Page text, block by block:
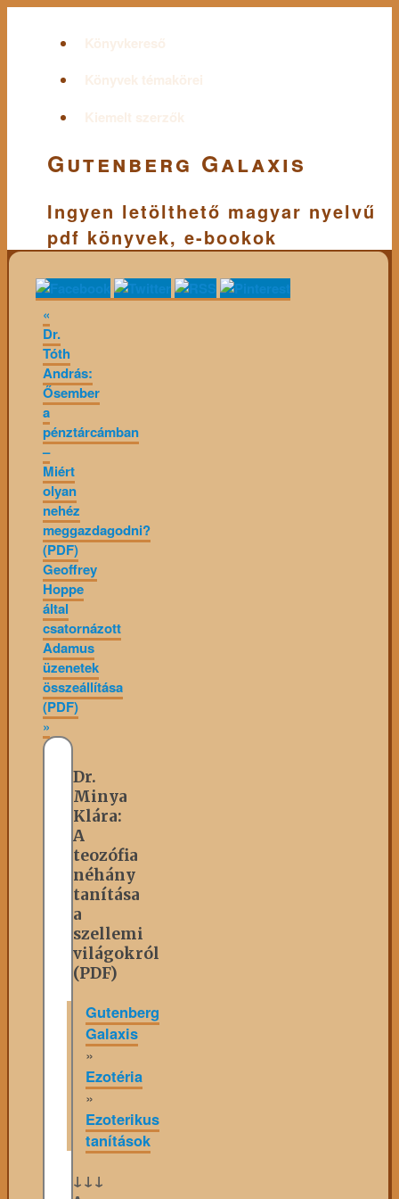
Könyvkereső
Könyvek témakörei
Kiemelt szerzők
Gutenberg Galaxis
Ingyen letölthető magyar nyelvű
pdf könyvek, e-bookok
«
Dr.
Tóth
András:
Ősember
a
pénztárcámban
–
Miért
olyan
nehéz
meggazdagodni?
(PDF)
Geoffrey
Hoppe
által
csatornázott
Adamus
üzenetek
összeállítása
(PDF)
»
Dr.
Minya
Klára:
A
teozófia
néhány
tanítása
a
szellemi
világokról
(PDF)
Gutenberg
Galaxis
»
Ezotéria
»
Ezoterikus
tanítások
↓↓↓